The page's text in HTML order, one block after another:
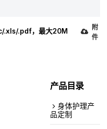
.pdf，最大20M
附
件
产品目录
身体护理产
品定制